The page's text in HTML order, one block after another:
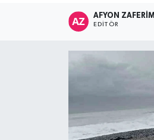
AFYON
EDITÖR